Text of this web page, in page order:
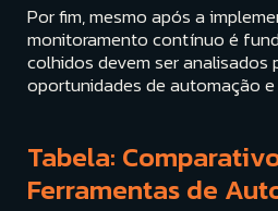
Por fim, mesmo após a
monitoramento contínuo é
colhidos devem ser analisados
oportunidades de automação
Tabela:
Ferramentas de